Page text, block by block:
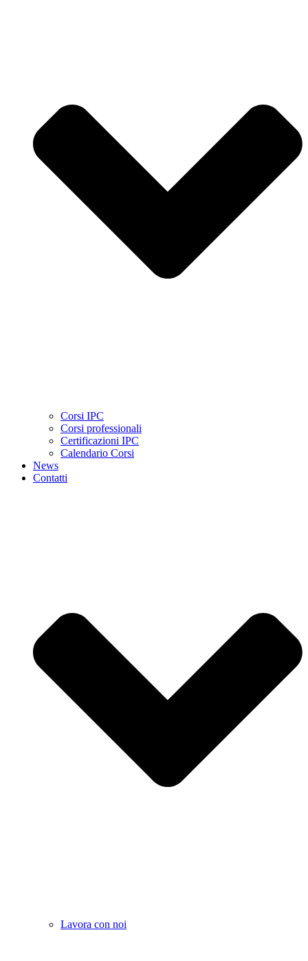
Corsi IPC
Corsi professionali
Certificazioni IPC
Calendario Corsi
News
Contatti
Lavora con noi